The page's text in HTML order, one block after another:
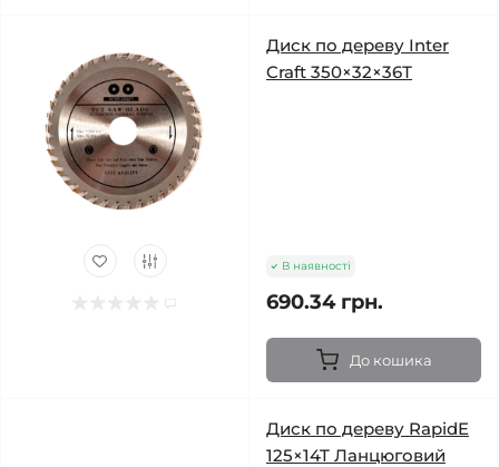
Диск по дереву Inter
Craft 350×32×36Т
В наявності
690.34 грн.
До кошика
Диск по дереву RapidE
125×14T Ланцюговий